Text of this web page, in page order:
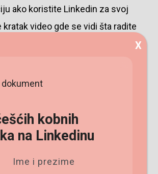
ako koristite Linkedin za svoj
kratak video gde se vidi šta radite
koje vaša publika može
članku uradila:7500e za mesec
kobnih
na Linkedinu
Ime i prezime
X